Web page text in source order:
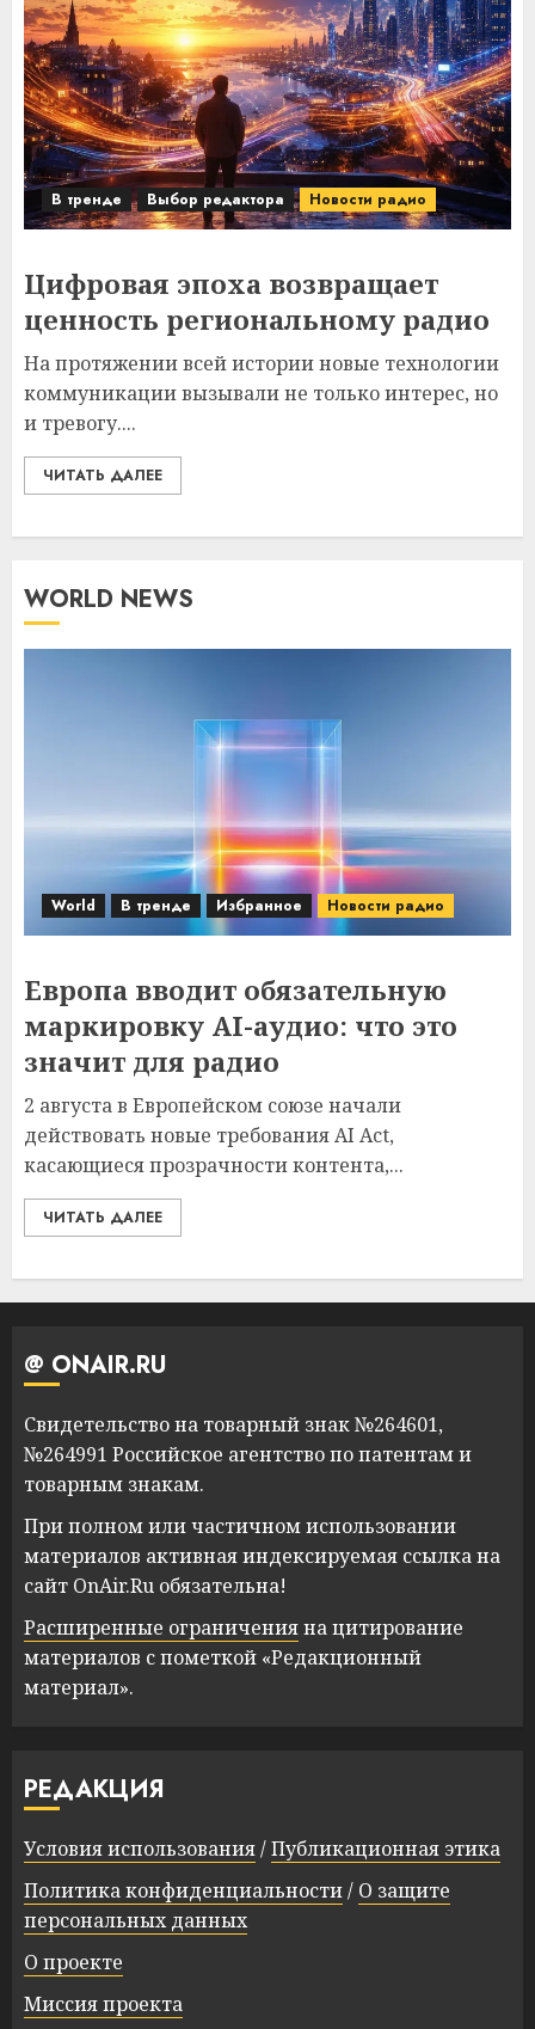
В тренде Выбор редактора Новости радио
Цифровая эпоха возвращает
ценность региональному радио
На протяжении всей истории новые технологии
коммуникации вызывали не только интерес, но
и тревогу....
ЧИТАТЬ ДАЛЕЕ
WORLD NEWS
World В тренде Избранное Новости радио
Европа вводит обязательную
маркировку AI-аудио: что это
значит для радио
2 августа в Европейском союзе начали
действовать новые требования AI Act,
касающиеся прозрачности контента,...
ЧИТАТЬ ДАЛЕЕ
@ ONAIR.RU
Свидетельство на товарный знак №264601,
№264991 Российское агентство по патентам и
товарным знакам.
При полном или частичном использовании
материалов активная индексируемая ссылка на
сайт OnAir.Ru обязательна!
Расширенные ограниченияна цитирование
материалов с пометкой «Редакционный
материал».
РЕДАКЦИЯ
Условия использования/Публикационная этика
Политика конфиденциальности/ О защите
персональных данных
О проекте
Миссия проекта